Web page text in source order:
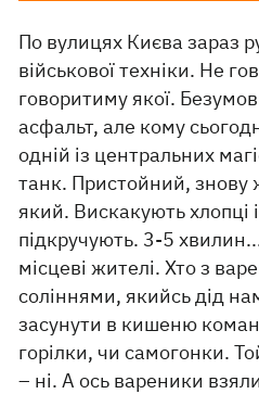
По вулицях Києва зараз
військової техніки. Не
говоритиму якої.
асфальт, але кому
одній із центральних
танк. Пристойний, знову
який. Вискакують хлопці
підкручують. 3-5
місцеві жителі. Хто з
соліннями, якийсь дід
засунути в кишеню
горілки, чи самогонки.
– ні. А ось вареники